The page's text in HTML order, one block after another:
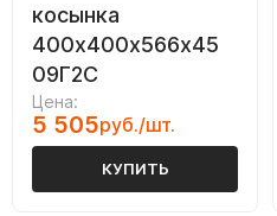
косынка
400х400х566х45
09Г2С
Цена:
5 505руб./шт.
КУПИТЬ